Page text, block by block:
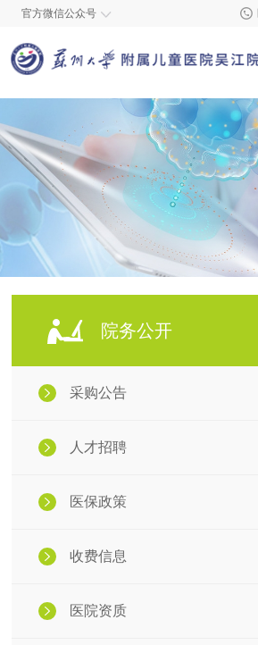
官方微信公众号
院务公开
采购公告
人才招聘
医保政策
收费信息
医院资质